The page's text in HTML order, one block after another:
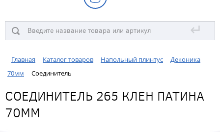
↵
Главная Каталог товаров Напольный плинтус
Деконика
70мм
Соединитель
СОЕДИНИТЕЛЬ 265 КЛЕН ПАТИНА
70ММ